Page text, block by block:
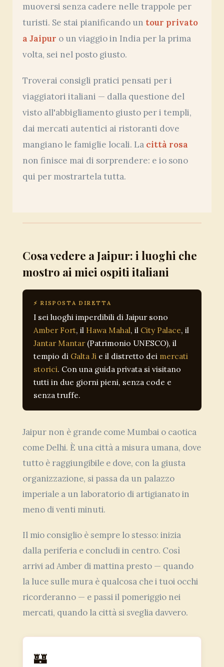
muoversi senza cadere nelle trappole per
turisti. Se stai pianificando un tour privato
a Jaipur o un viaggio in India per la prima
volta, sei nel posto giusto.
Troverai consigli pratici pensati per i
viaggiatori italiani — dalla questione del
visto all'abbigliamento giusto per i templi,
dai mercati autentici ai ristoranti dove
mangiano le famiglie locali. La città rosa
non finisce mai di sorprendere: e io sono
qui per mostrartela tutta.
Cosa vedere a Jaipur: i luoghi che
mostro ai miei ospiti italiani
⚡ RISPOSTA DIRETTA
I sei luoghi imperdibili di Jaipur sono
Amber Fort, il Hawa Mahal, il City Palace, il
Jantar Mantar(Patrimonio UNESCO), il
tempio di Galta Ji e il distretto dei mercati
storici. Con una guida privata si visitano
tutti in due giorni pieni, senza code e
senza truffe.
Jaipur non è grande come Mumbai o caotica
come Delhi. È una città a misura umana, dove
tutto è raggiungibile e dove, con la giusta
organizzazione, si passa da un palazzo
imperiale a un laboratorio di artigianato in
meno di venti minuti.
Il mio consiglio è sempre lo stesso: inizia
dalla periferia e concludi in centro. Così
arrivi ad Amber di mattina presto — quando
la luce sulle mura è qualcosa che i tuoi occhi
ricorderanno — e passi il pomeriggio nei
mercati, quando la città si sveglia davvero.
🏰